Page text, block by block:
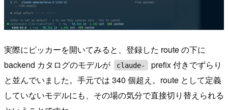
実際にピッカーを開いてみると、登録した route の下に
backend カタログのモデルが
claude-
prefix 付きでずらり
と並んでいました。手元では 340 個超え。route として定義
していないモデルにも、その場の気分で直接切り替えられる